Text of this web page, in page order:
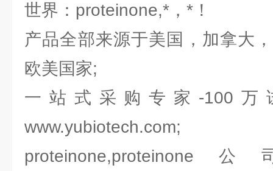
世界：proteinone,*，*！
产品全部来源于美国，加拿大
欧美国家;
一站式采购专家-100万
www.yubiotech.com;
proteinone,proteinone